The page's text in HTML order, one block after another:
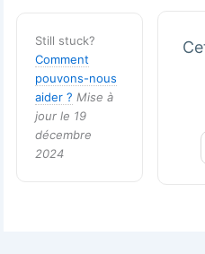
Still stuck?
Comment
pouvons-nous
aider ? Mise à
jour le 19
décembre
2024